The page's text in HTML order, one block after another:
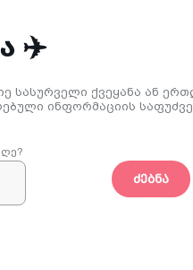
✈️
სასურველი ქვეყანა ან
ინფორმაციის
ᲫᲔᲑᲜᲐ